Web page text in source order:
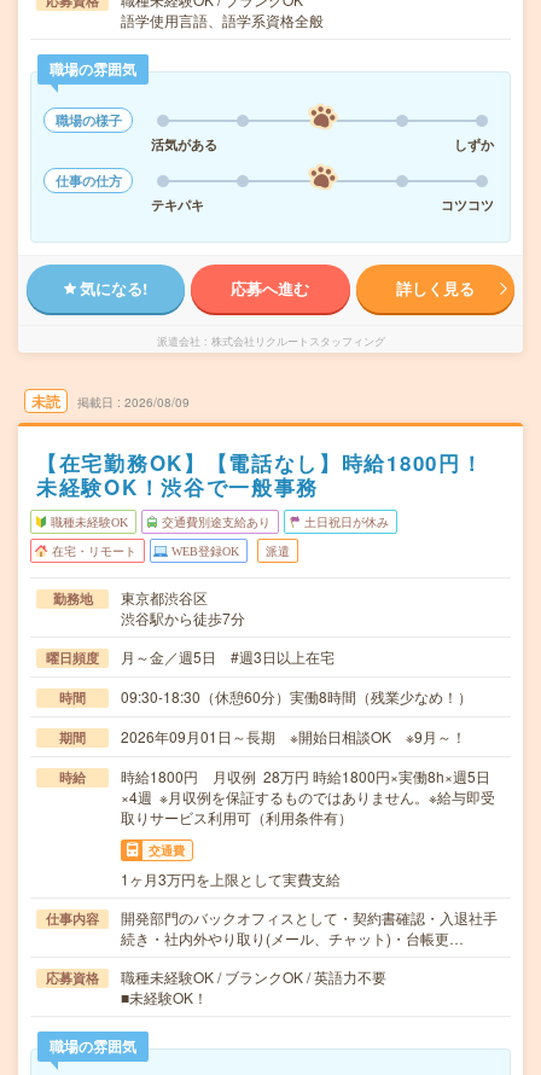
語学使用言語、語学系資格全般
職場の雰囲気
職場の様子
活気がある
しずか
仕事の仕方
テキパキ
コツコツ
気になる! 応募へ進む 詳しく見る
派遣会社 株式会社リクルートスタッフィング
未読 掲載日 2026/08/09
【在宅勤務OK】【電話なし】時給1800円！
未経験OK！渋谷で一般事務
職種未経験OK 交通費別途支給あり 土日祝日が休み
在宅・リモート WEB登録OK 派遣
勤務地
東京都渋谷区
渋谷駅から徒歩7分
曜日頻度 月～金／週5日 #週3日以上在宅
時間 09:30-18:30（休憩60分）実働8時間（残業少なめ！）
期間 2026年09月01日～長期 ※開始日相談OK ※9月～！
時給
時給1800円 月収例 28万円 時給1800円×実働8h×週5日
×4週 ※月収例を保証するものではありません。※給与即受
取りサービス利用可（利用条件有）
交通費
1ヶ月3万円を上限として実費支給
仕事内容
開発部門のバックオフィスとして・契約書確認・入退社手
続き・社内外やり取り(メール、チャット)・台帳更…
応募資格
職種未経験OK / ブランクOK / 英語力不要
■未経験OK！
職場の雰囲気